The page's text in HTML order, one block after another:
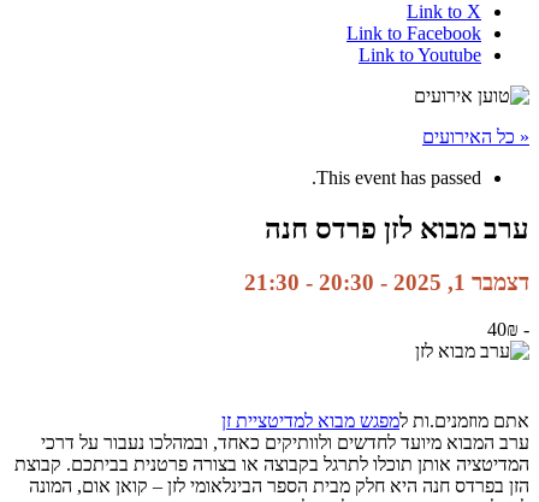
Link to X
Link to Facebook
Link to Youtube
« כל האירועים
This event has passed.
ערב מבוא לזן פרדס חנה
דצמבר 1, 2025 - 20:30 -
21:30
-
40₪
אתם מוזמנים.ות למפגש מבוא למדיטציית זן
ערב המבוא מיועד לחדשים ולוותיקים כאחד, ובמהלכו נעבור על דרכי
המדיטציה אותן תוכלו לתרגל בקבוצה או בצורה פרטנית בביתכם. קבוצת
הזן בפרדס חנה היא חלק מבית הספר הבינלאומי לזן – קואן אום, המונה